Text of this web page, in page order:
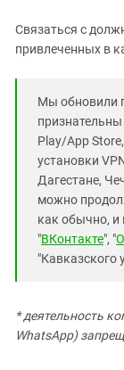
Связаться с
привлеченных в
Мы обновили
Play/App
установки
Дагестане,
можно
как обычно, и
"ВКонтакте", "
"Кавказского
* деятельность
WhatsApp)